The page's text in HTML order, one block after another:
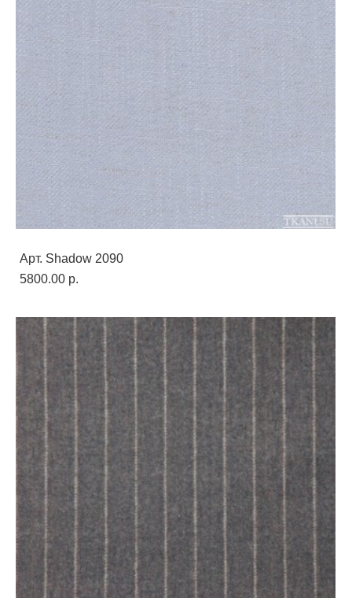
Арт. Shadow 2090
5800.00 p.